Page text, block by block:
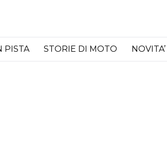
PISTA STORIE DI MOTO NOVITA’